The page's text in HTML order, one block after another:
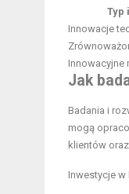
Typ
Innowacje
Innowacyjne
Jak
Badania i
mogą
klientów
Inwestycje